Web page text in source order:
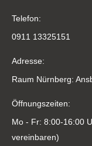
Telefon:
0911 13325151
Adresse:
Raum Nürnberg:
Öffnungszeiten:
Mo - Fr: 8:00-16:00
vereinbaren)